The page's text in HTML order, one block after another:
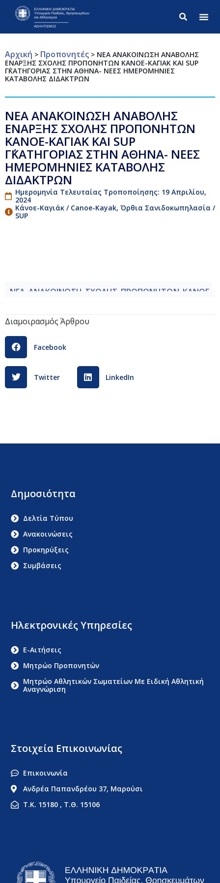
Αρχική > Προπονητές > ΝΕΑ ΑΝΑΚΟΙΝΩΣΗ ΑΝΑΒΟΛΗΣ
ΕΝΑΡΞΗΣ ΣΧΟΛΗΣ ΠΡΟΠΟΝΗΤΩΝ ΚΑΝΟΕ-ΚΑΓΙΑΚ ΚΑΙ SUP
Γ΄ΚΑΤΗΓΟΡΙΑΣ ΣΤΗΝ ΑΘΗΝΑ- ΝΕΕΣ ΗΜΕΡΟΜΗΝΙΕΣ
ΚΑΤΑΒΟΛΗΣ ΔΙΔΑΚΤΡΩΝ
ΝΕΑ ΑΝΑΚΟΙΝΩΣΗ ΑΝΑΒΟΛΗΣ
ΕΝΑΡΞΗΣ ΣΧΟΛΗΣ ΠΡΟΠΟΝΗΤΩΝ
ΚΑΝΟΕ-ΚΑΓΙΑΚ ΚΑΙ SUP
Γ΄ΚΑΤΗΓΟΡΙΑΣ ΣΤΗΝ ΑΘΗΝΑ- ΝΕΕΣ
ΗΜΕΡΟΜΗΝΙΕΣ ΚΑΤΑΒΟΛΗΣ
ΔΙΔΑΚΤΡΩΝ
Ημερομηνία Τελευταίας Τροποποίησης: 19 Απριλίου,
2024
Κάνοε-Καγιάκ / Canoe-Kayak, Όρθια Σανιδοκωπηλασία /
SUP
ΝΕΑ_ΑΝΑΚΟΙΝΩΣΗ_ΣΧΟΛΗΣ_ΠΡΟΠΟΝΗΤΩΝ_ΚΑΝΟΕ-
Διαμοιρασμός Άρθρου
Facebook
Twitter LinkedIn
Στοιχεία Επικοινωνίας
Επικοινωνία
Ανδρέα Παπανδρέου 37, Μαρούσι
Τ.Κ. 15180 , Τ.Θ. 15106
Ηλεκτρονικές Υπηρεσίες
E-Αιτήσεις
Μητρώο Προπονητών
Μητρώο Αθλητικών Σωματείων Με Ειδική Αθλητική
Αναγνώριση
Δημοσιότητα
Δελτία Τύπου
Ανακοινώσεις
Προκηρύξεις
Συμβάσεις